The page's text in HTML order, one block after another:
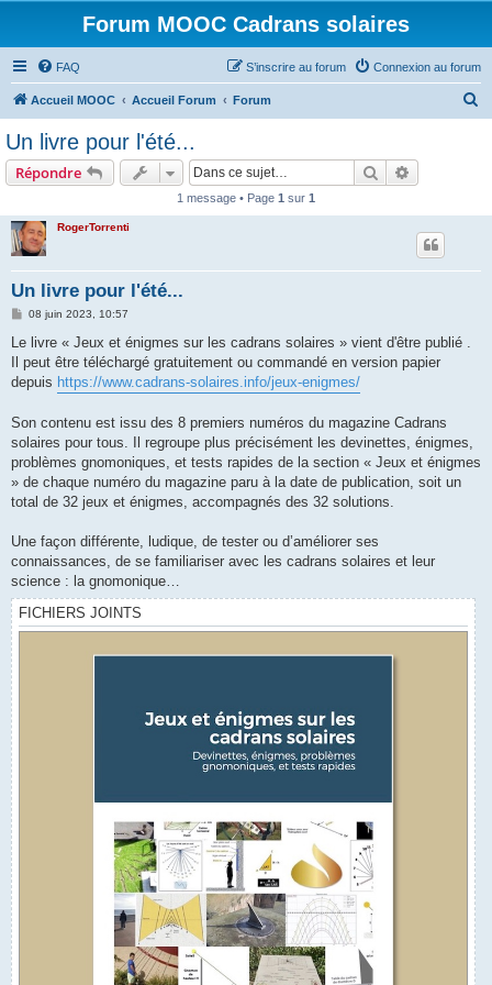
Forum MOOC Cadrans solaires
FAQ Connexion au forum
S’inscrire au forum
Accueil MOOC Accueil Forum Forum
Un livre pour l'été...
Répondre Rechercher
1 message • Page 1 sur 1
RogerTorrenti
Un livre pour l'été...
M
s
a
g
e
08 juin 2023, 10:57
Le livre « Jeux et énigmes sur les cadrans solaires » vient d'être publié .
Il peut être téléchargé gratuitement ou commandé en version papier
depuis https://www.cadrans-solaires.info/jeux-enigmes/
Son contenu est issu des 8 premiers numéros du magazine Cadrans
solaires pour tous. Il regroupe plus précisément les devinettes, énigmes,
problèmes gnomoniques, et tests rapides de la section « Jeux et énigmes
» de chaque numéro du magazine paru à la date de publication, soit un
total de 32 jeux et énigmes, accompagnés des 32 solutions.
Une façon différente, ludique, de tester ou d’améliorer ses
connaissances, de se familiariser avec les cadrans solaires et leur
science : la gnomonique…
FICHIERS JOINTS